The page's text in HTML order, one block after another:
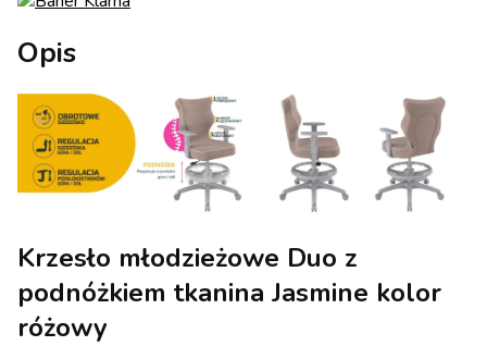
Opis
Krzesło młodzieżowe Duo z
podnóżkiem tkanina Jasmine kolor
różowy